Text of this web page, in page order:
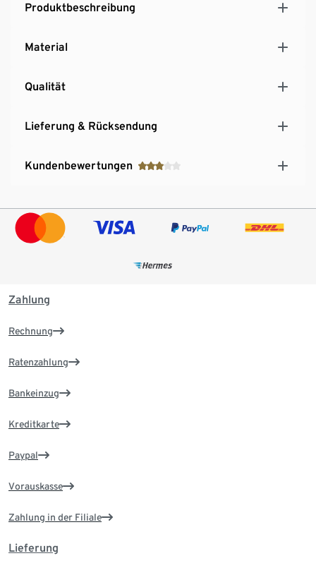
Produktbeschreibung
Material
Qualität
Lieferung & Rücksendung
Kundenbewertungen
Zahlung
Rechnung
Ratenzahlung
Bankeinzug
Kreditkarte
Paypal
Vorauskasse
Zahlung in der Filiale
Lieferung